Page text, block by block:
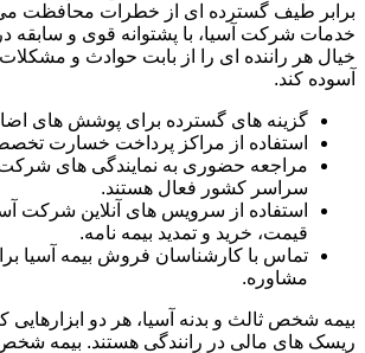
برابر طیف گسترده ای از خطرات محافظت می
خدمات شرکت آسیا، با پشتوانه قوی و سابقه
خیال هر راننده ای را از بابت حوادث و
آسوده کند.
گزینه های گسترده برای پوشش های
استفاده از مراکز پرداخت خسارت
مراجعه حضوری به نمایندگی های شرکت
سراسر کشور فعال هستند.
استفاده از سرویس های آنلاین شرکت
قیمت، خرید و تمدید بیمه نامه.
تماس با کارشناسان فروش بیمه آسیا
مشاوره.
بیمه شخص ثالث و بدنه آسیا، هر دو ابزارهایی
ریسک های مالی در رانندگی هستند. بیمه